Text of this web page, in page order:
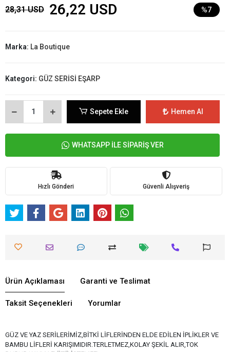
28,31 USD 26,22 USD %7
Marka: La Boutique
Kategori: GÜZ SERİSİ EŞARP
Sepete Ekle Hemen Al
WHATSAPP İLE SİPARİŞ VER
Hızlı Gönderi Güvenli Alışveriş
Ürün Açıklaması Garanti ve Teslimat
Taksit Seçenekleri Yorumlar
GÜZ VE YAZ SERİLERİMİZ,BİTKİ LİFLERİNDEN ELDE EDİLEN İPLİKLER VE
BAMBU LİFLERİ KARIŞIMIDIR.TERLETMEZ,KOLAY ŞEKİL ALIR,TOK